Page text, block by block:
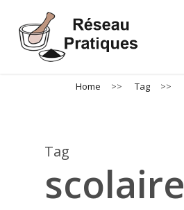
main
Home >> Tag >>
Tag
scolaire